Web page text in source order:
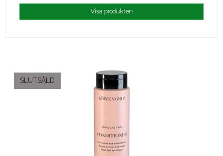
Visa produkten
SLUTSÅLD